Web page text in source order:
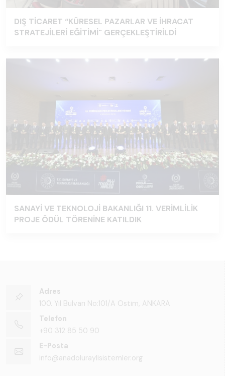
DIŞ TİCARET “KÜRESEL PAZARLAR VE İHRACAT
STRATEJİLERİ EĞİTİMİ" GERÇEKLEŞTİRİLDİ
SANAYİ VE TEKNOLOJİ BAKANLIĞI 11. VERİMLİLİK
PROJE ÖDÜL TÖRENİNE KATILDIK
Adres
100. Yıl Bulvarı No:101/A Ostim, ANKARA
Telefon
+90 312 85 50 90
E-Posta
info@anadoluraylisistemler.org